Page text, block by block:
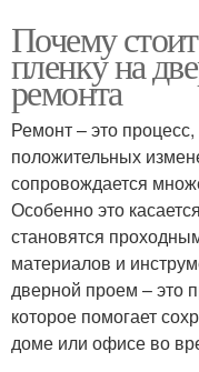
Почему
пленку на
ремонта
Ремонт – это
положительных
сопровождается
Особенно это
становятся
материалов и
дверной проем – это
которое помогает
доме или офисе во